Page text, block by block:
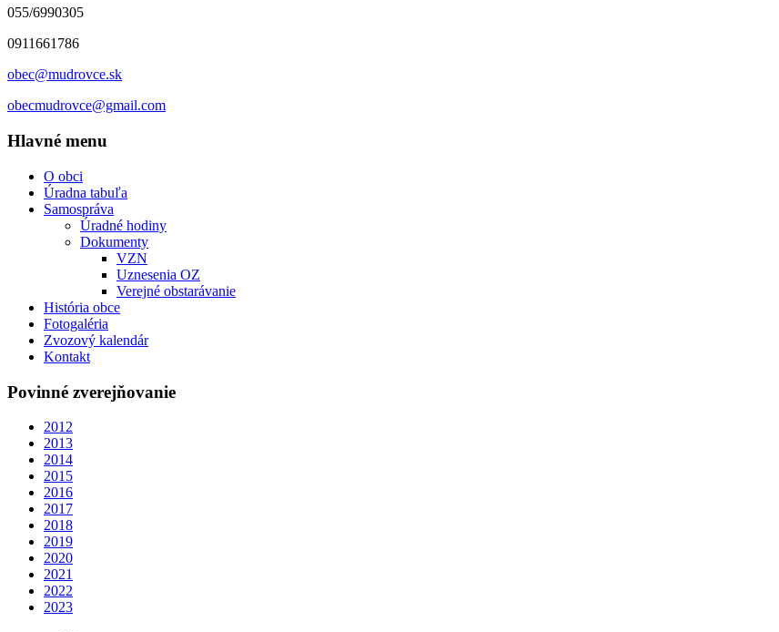
055/6990305
0911661786
obec@mudrovce.sk
obecmudrovce@gmail.com
Hlavné menu
O obci
Úradna tabuľa
Samospráva
Úradné hodiny
Dokumenty
VZN
Uznesenia OZ
Verejné obstarávanie
História obce
Fotogaléria
Zvozový kalendár
Kontakt
Povinné zverejňovanie
2012
2013
2014
2015
2016
2017
2018
2019
2020
2021
2022
2023